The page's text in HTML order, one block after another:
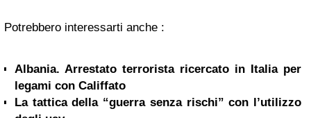
Potrebbero interessarti anche :
Albania. Arrestato terrorista ricercato in Italia per
legami con Califfato
La tattica della “guerra senza rischi” con l’utilizzo